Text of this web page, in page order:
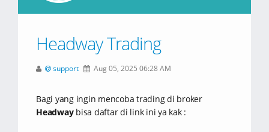
Headway Trading
support Aug 05, 2025 06:28 AM
Bagi yang ingin mencoba trading di broker
Headwaybisa daftar di link ini ya kak :